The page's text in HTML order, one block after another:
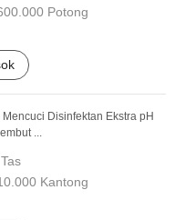
Potong
Mencuci Disinfektan Ekstra pH
...
Kantong